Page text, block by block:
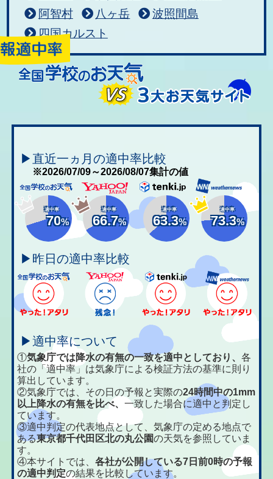
阿智村
八ヶ岳
波照間島
四国カルスト
▶直近一ヵ月の適中率比較
※2026/07/09～2026/08/07集計の値
適中率
70%
適中率
66.7%
適中率
63.3%
適中率
73.3%
▶昨日の適中率比較
▶適中率について
①気象庁では降水の有無の一致を適中としており、各
社の「適中率」は気象庁による検証方法の基準に則り
算出しています。
②気象庁では、その日の予報と実際の24時間中の1mm
以上降水の有無を比べ、一致した場合に適中と判定し
ています。
③適中判定の代表地点として、気象庁の定める地点で
ある東京都千代田区北の丸公園の天気を参照していま
す。
④本サイトでは、各社が公開している7日前0時の予報
の適中判定の結果を比較しています。